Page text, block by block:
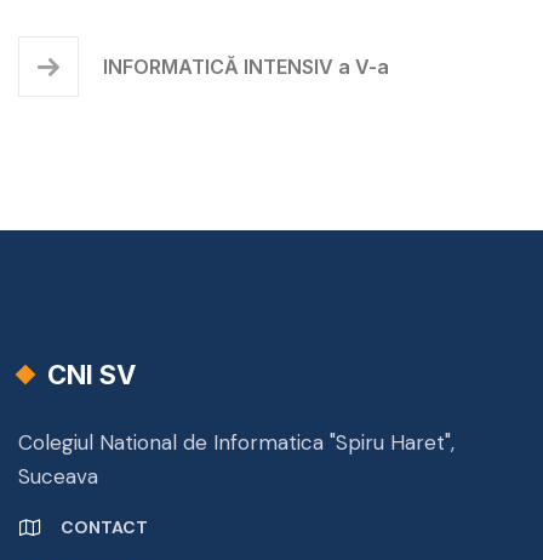
INFORMATICĂ INTENSIV a V-a
CNI SV
Colegiul National de Informatica "Spiru Haret",
Suceava
CONTACT